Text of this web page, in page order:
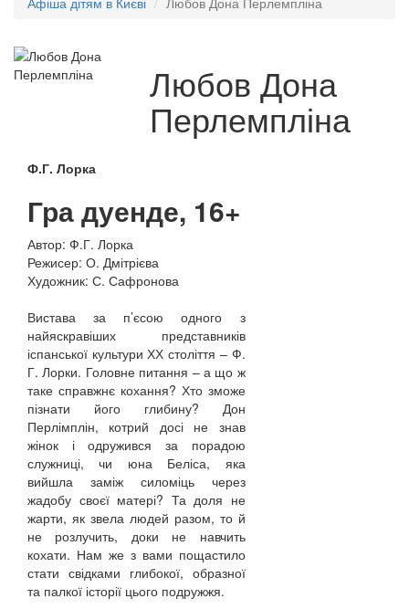
Любов Дона
Перлемпліна
Ф.Г. Лорка
Гра дуенде, 16+
Автор: Ф.Г. Лорка
Режисер: О. Дмітрієва
Художник: С. Сафронова
Вистава за п’єсою одного з
найяскравіших представників
іспанської культури ХХ століття – Ф.
Г. Лорки. Головне питання – а що ж
таке справжнє кохання? Хто зможе
пізнати його глибину? Дон
Перлімплін, котрий досі не знав
жінок і одружився за порадою
служниці, чи юна Беліса, яка
вийшла заміж силоміць через
жадобу своєї матері? Та доля не
жарти, як звела людей разом, то й
не розлучить, доки не навчить
кохати. Нам же з вами пощастило
стати свідками глибокої, образної
та палкої історії цього подружжя.